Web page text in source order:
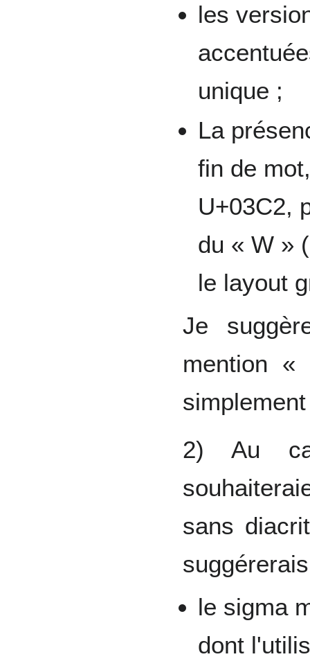
les
unique ;
La
fin de
U+03C2,
du « W »
le layout
Je
mention «
2) Au
sans
le sigma
dont